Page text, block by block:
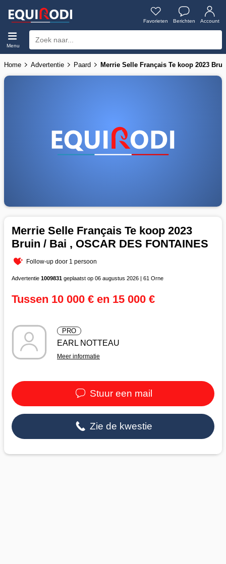
Favorieten Berichten Account
Menu
Home Advertentie Paard Merrie Selle Français Te koop 2023
Merrie Selle Français Te koop 2023
Bruin / Bai , OSCAR DES FONTAINES
Follow-up door 1 persoon
Advertentie 1009831 geplaatst op 06 augustus 2026 | 61 Orne
Tussen 10 000 € en 15 000 €
PRO
EARL NOTTEAU
Meer informatie
Stuur een mail
Zie de kwestie